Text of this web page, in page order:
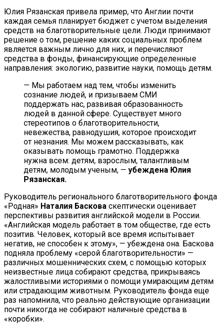
Юлия Рязанская привела пример, что Англии почти
каждая семья планирует бюджет с учетом выделения
средств на благотворительные цели. Люди принимают
решение о том, решение каких социальных проблем
является важным лично для них, и перечисляют
средства в фонды, финансирующие определенные
направления: экологию, развитие науки, помощь детям.
— Мы работаем над тем, чтобы изменить
сознание людей, и призываем СМИ
поддержать нас, развивая образованность
людей в данной сфере. Существует много
стереотипов о благотворительности,
невежества, равнодушия, которое происходит
от незнания. Мы можем рассказывать, как
оказывать помощь грамотно. Поддержка
нужна всем: детям, взрослым, талантливым
детям, молодым ученым, — убеждена Юлия
Рязанская.
Руководитель регионального благотворительного фонда
«Родная» Наталия Баскова скептически оценивает
перспективы развития английской модели в России.
«Английская модель работает в том обществе, где есть
позитив. Человек, который все время испытывает
негатив, не способен к этому», — убеждена она. Баскова
подняла проблему «серой благотворительности» —
различных мошеннических схем, с помощью которых
неизвестные лица собирают средства, прикрываясь
жалостливыми историями о помощи умирающим детям
или страдающим животным. Руководитель фонда еще
раз напомнила, что реально действующие организации
почти никогда не собирают наличные средства в
«коробки».